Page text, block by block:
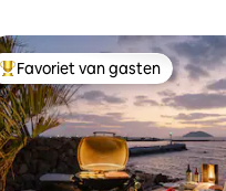
Topfavoriet van gasten
Favoriet van gasten